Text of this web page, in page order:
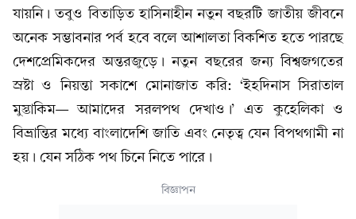
যায়নি। তবুও বিতাড়িত হাসিনাহীন নতুন বছরটি জাতীয় জীবনে
অনেক সম্ভাবনার পর্ব হবে বলে আশালতা বিকশিত হতে পারছে
দেশপ্রেমিকদের অন্তরজুড়ে। নতুন বছরের জন্য বিশ্বজগতের
স্রষ্টা ও নিয়ন্তা সকাশে মোনাজাত করি: ‘ইহদিনাস সিরাতাল
মুস্তাকিমÑ আমাদের সরলপথ দেখাও।’ এত কুহেলিকা ও
বিভ্রান্তির মধ্যে বাংলাদেশি জাতি এবং নেতৃত্ব যেন বিপথগামী না
হয়। যেন সঠিক পথ চিনে নিতে পারে।
বিজ্ঞাপন